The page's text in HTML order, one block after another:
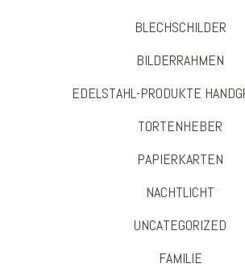
BLECHSCHILDER
BILDERRAHMEN
EDELSTAHL-PRODUKTE
TORTENHEBER
PAPIERKARTEN
NACHTLICHT
UNCATEGORIZED
FAMILIE